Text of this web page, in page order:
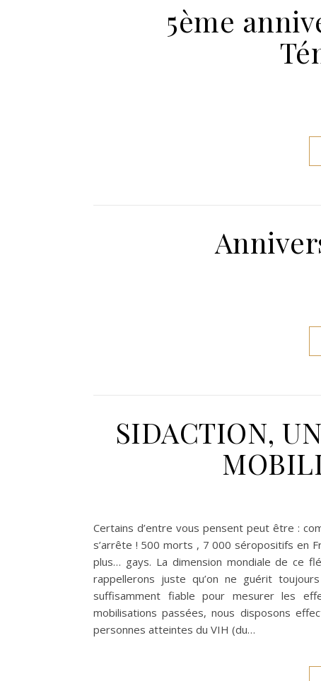
5ème
SIDACTION,
Certains d’entre vous pensent peut être :
s’arrête ! 500 morts , 7 000 séropositifs en
plus… gays. La dimension mondiale de ce
rappellerons juste qu’on ne guérit
suffisamment fiable pour mesurer les
mobilisations passées, nous disposons
personnes atteintes du VIH (du…